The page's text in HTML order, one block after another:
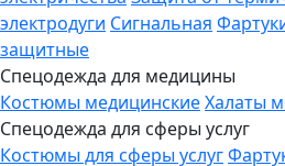
электродуги Сигнальная
защитные
Спецодежда для медицины
Костюмы медицинскиеХалаты
Спецодежда для сферы услуг
Костюмы для сферы услуг